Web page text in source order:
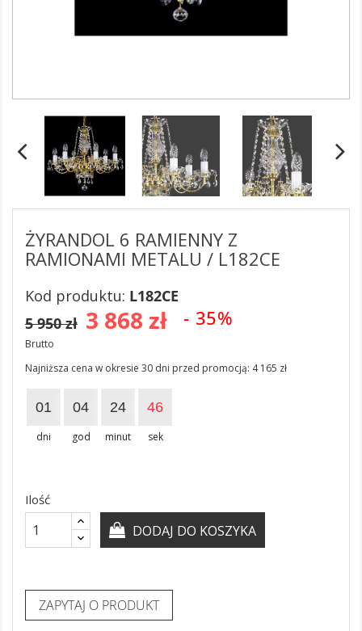
ŻYRANDOL 6 RAMIENNY Z
RAMIONAMI METALU / L182CE
Kod produktu: L182CE
3 868 zł - 35%
5 950 zł
Brutto
Najniższa cena w okresie 30 dni przed promocją: 4 165 zł
01
dni
04
god
24
minut
46
sek
Ilość
DODAJ DO KOSZYKA
ZAPYTAJ O PRODUKT